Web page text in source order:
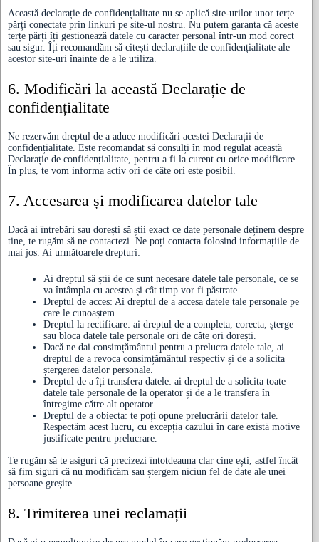
Această declarație de confidențialitate nu se aplică site-urilor unor terțe
părți conectate prin linkuri pe site-ul nostru. Nu putem garanta că aceste
terțe părți îți gestionează datele cu caracter personal într-un mod corect
sau sigur. Îți recomandăm să citești declarațiile de confidențialitate ale
acestor site-uri înainte de a le utiliza.
6. Modificări la această Declarație de
confidențialitate
Ne rezervăm dreptul de a aduce modificări acestei Declarații de
confidențialitate. Este recomandat să consulți în mod regulat această
Declarație de confidențialitate, pentru a fi la curent cu orice modificare.
În plus, te vom informa activ ori de câte ori este posibil.
7. Accesarea și modificarea datelor tale
Dacă ai întrebări sau dorești să știi exact ce date personale deținem despre
tine, te rugăm să ne contactezi. Ne poți contacta folosind informațiile de
mai jos. Ai următoarele drepturi:
Ai dreptul să știi de ce sunt necesare datele tale personale, ce se
va întâmpla cu acestea și cât timp vor fi păstrate.
Dreptul de acces: Ai dreptul de a accesa datele tale personale pe
care le cunoaștem.
Dreptul la rectificare: ai dreptul de a completa, corecta, șterge
sau bloca datele tale personale ori de câte ori dorești.
Dacă ne dai consimțământul pentru a prelucra datele tale, ai
dreptul de a revoca consimțământul respectiv și de a solicita
ștergerea datelor personale.
Dreptul de a îți transfera datele: ai dreptul de a solicita toate
datele tale personale de la operator și de a le transfera în
întregime către alt operator.
Dreptul de a obiecta: te poți opune prelucrării datelor tale.
Respectăm acest lucru, cu excepția cazului în care există motive
justificate pentru prelucrare.
Te rugăm să te asiguri că precizezi întotdeauna clar cine ești, astfel încât
să fim siguri că nu modificăm sau ștergem niciun fel de date ale unei
persoane greșite.
8. Trimiterea unei reclamații